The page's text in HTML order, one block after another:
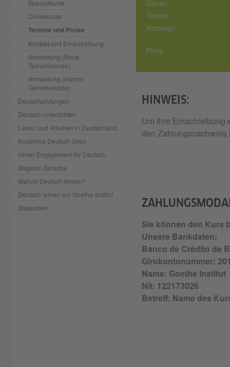
Spezialkurse
Onlinekurse
Termine und Preise
Kontakt und Einschreibung
Anmeldung (Neue
Teilnehmende)
Anmeldung (interne
Teilnehmende)
Deutschprüfungen
Deutsch unterrichten
Leben und Arbeiten in Deutschland
Kostenlos Deutsch üben
Unser Engagement für Deutsch
Magazin Sprache
Warum Deutsch lernen?
Deutsch lernen am Goethe-Institut
Stipendien
Dauer
Termin
Kurstage
Preis
HINWEIS:
Um Ihre Einschreibung
den Zahlungsnachweis
Sie können den Kurs
Unsere Bankdaten:
Banco de Crédito de
Girokontonummer:
Name: Goethe Institut
Nit: 122173026
Betreff: Name des